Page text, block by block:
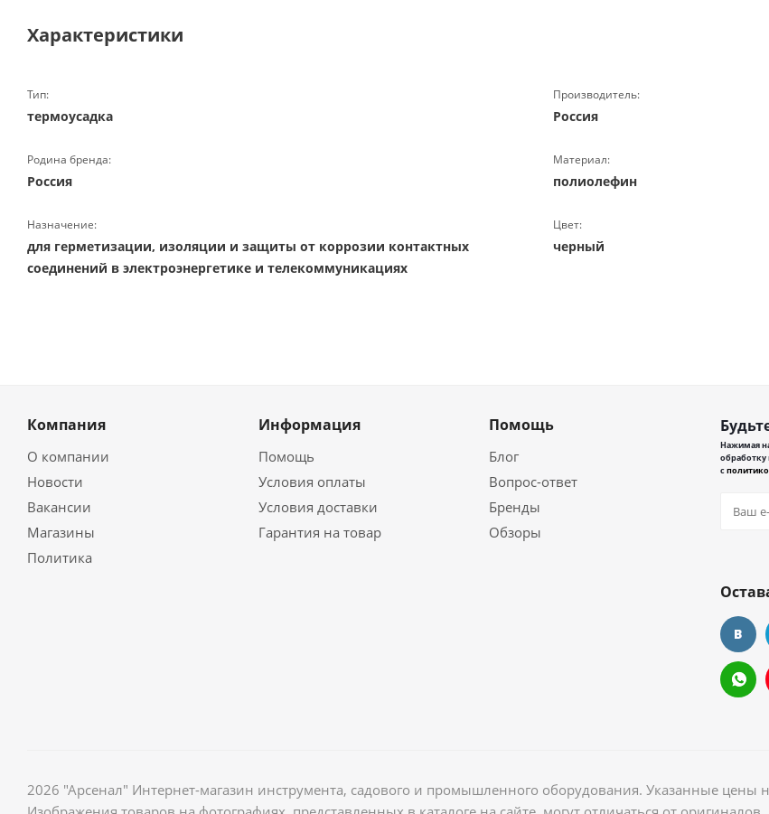
Характеристики
Тип:
термоусадка
Производитель:
Россия
Родина бренда:
Россия
Материал:
полиолефин
Назначение:
для герметизации, изоляции и защиты от коррозии контактных
соединений в электроэнергетике и телекоммуникациях
Цвет:
черный
Компания
О компании
Новости
Вакансии
Магазины
Политика
Информация
Помощь
Условия оплаты
Условия доставки
Гарантия на товар
Помощь
Блог
Вопрос-ответ
Бренды
Обзоры
Нажимая
обработку
с
2026 "Арсенал" Интернет-магазин инструмента, садового и промышленного оборудования. Указанные